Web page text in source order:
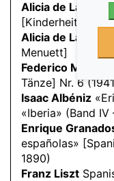
Alicia de
Alicia de Larrocha
Menuett]
Federico Mompou
Tänze] Nr. 6
Isaac Albéniz
«Iberia» (Band IV
Enrique
españolas»
1890)
Franz Liszt